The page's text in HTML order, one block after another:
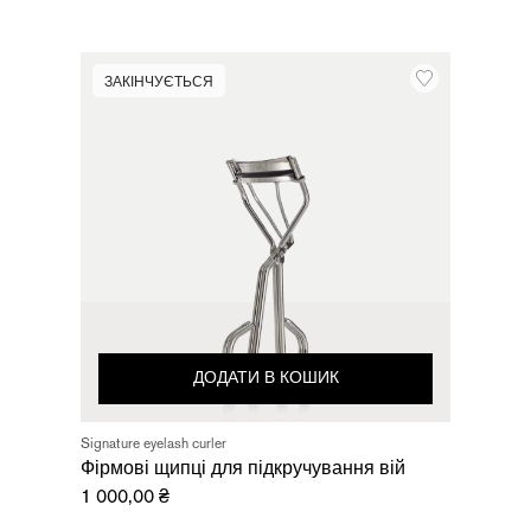
ЗАКІНЧУЄТЬСЯ
ДОДАТИ В КОШИК
Signature eyelash curler
Фірмові щипці для підкручування вій
1 000,00 ₴